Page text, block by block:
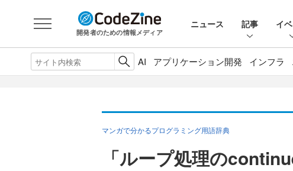
開発者のための情報メディア
ニュース 記事 イ
AI アプリケーション開発 インフラ
マンガで分かるプログラミング用語辞典
「ループ処理の